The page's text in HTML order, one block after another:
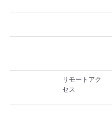
リモートアク
セス